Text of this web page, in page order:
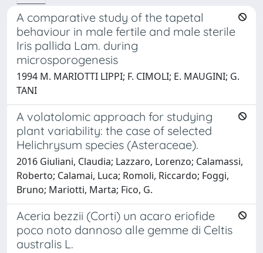
A comparative study of the tapetal
behaviour in male fertile and male sterile
Iris pallida Lam. during
microsporogenesis
1994 M. MARIOTTI LIPPI; F. CIMOLI; E. MAUGINI; G.
TANI
A volatolomic approach for studying
plant variability: the case of selected
Helichrysum species (Asteraceae).
2016 Giuliani, Claudia; Lazzaro, Lorenzo; Calamassi,
Roberto; Calamai, Luca; Romoli, Riccardo; Foggi,
Bruno; Mariotti, Marta; Fico, G.
Aceria bezzii (Corti) un acaro eriofide
poco noto dannoso alle gemme di Celtis
australis L.